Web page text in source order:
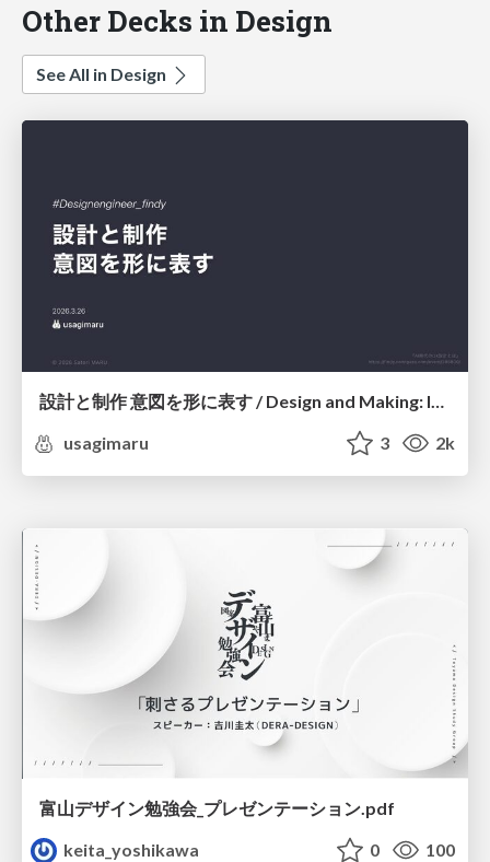
Other Decks in Design
See All in Design
usagimaru
3 2k
富山デザイン勉強会_プレゼンテーション.pdf
keita_yoshikawa
0 100